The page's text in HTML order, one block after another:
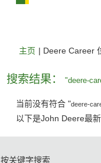
主页 | Deere Career
搜索结果： "deere-
当前没有符合 "deere-
以下是John Deere最
按关键字搜索